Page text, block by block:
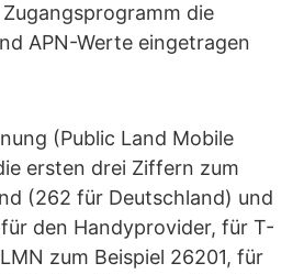
die
APN-Werte eingetragen
(Public Land Mobile
ersten drei Ziffern zum
(262 für Deutschland) und
den Handyprovider, für T-
zum Beispiel 26201, für